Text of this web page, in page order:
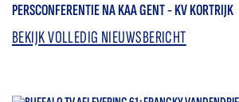
PERSCONFERENTIE NA KAA GENT - KV KORTRIJK
BEKIJK VOLLEDIG NIEUWSBERICHT